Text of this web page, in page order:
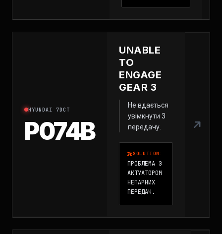
HYUNDAI 7DCT
P074B
UNABLE
TO
ENGAGE
GEAR 3
Не вдається
увімкнути 3
передачу.
SOLUTION:
ПРОБЛЕМА З
АКТУАТОРОМ
НЕПАРНИХ
ПЕРЕДАЧ.